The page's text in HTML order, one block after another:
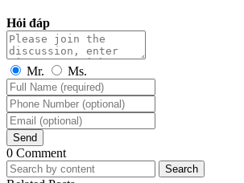
Hỏi đáp
Mr. Ms.
Send
0 Comment
Search